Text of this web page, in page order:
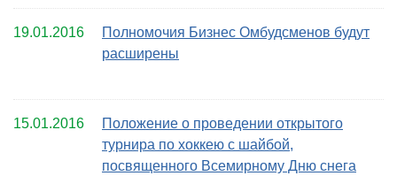
19.01.2016
Полномочия Бизнес Омбудсменов будут
расширены
15.01.2016
Положение о проведении открытого
турнира по хоккею с шайбой,
посвященного Всемирному Дню снега